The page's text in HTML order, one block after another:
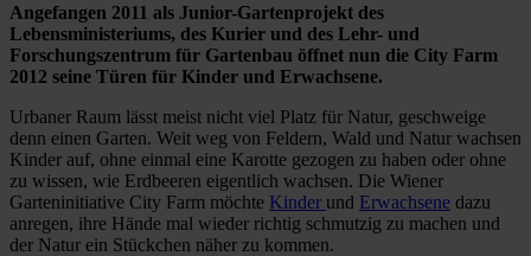
Angefangen 2011 als Junior-Gartenprojekt des
Lebensministeriums, des Kurier und des Lehr- und
Forschungszentrum für Gartenbau öffnet nun die City Farm
2012 seine Türen für Kinder und Erwachsene.
Urbaner Raum lässt meist nicht viel Platz für Natur, geschweige
denn einen Garten. Weit weg von Feldern, Wald und Natur wachsen
Kinder auf, ohne einmal eine Karotte gezogen zu haben oder ohne
zu wissen, wie Erdbeeren eigentlich wachsen. Die Wiener
Garteninitiative City Farm möchte Kinder und Erwachsene dazu
anregen, ihre Hände mal wieder richtig schmutzig zu machen und
der Natur ein Stückchen näher zu kommen.